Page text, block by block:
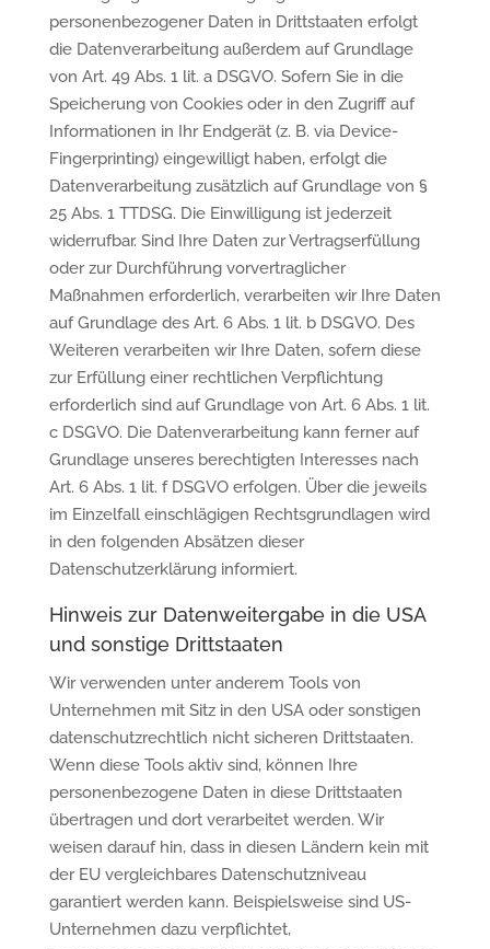
personenbezogener Daten in Drittstaaten erfolgt
die Datenverarbeitung außerdem auf Grundlage
von Art. 49 Abs. 1 lit. a DSGVO. Sofern Sie in die
Speicherung von Cookies oder in den Zugriff auf
Informationen in Ihr Endgerät (z. B. via Device-
Fingerprinting) eingewilligt haben, erfolgt die
Datenverarbeitung zusätzlich auf Grundlage von §
25 Abs. 1 TTDSG. Die Einwilligung ist jederzeit
widerrufbar. Sind Ihre Daten zur Vertragserfüllung
oder zur Durchführung vorvertraglicher
Maßnahmen erforderlich, verarbeiten wir Ihre Daten
auf Grundlage des Art. 6 Abs. 1 lit. b DSGVO. Des
Weiteren verarbeiten wir Ihre Daten, sofern diese
zur Erfüllung einer rechtlichen Verpflichtung
erforderlich sind auf Grundlage von Art. 6 Abs. 1 lit.
c DSGVO. Die Datenverarbeitung kann ferner auf
Grundlage unseres berechtigten Interesses nach
Art. 6 Abs. 1 lit. f DSGVO erfolgen. Über die jeweils
im Einzelfall einschlägigen Rechtsgrundlagen wird
in den folgenden Absätzen dieser
Datenschutzerklärung informiert.
Hinweis zur Datenweitergabe in die USA
und sonstige Drittstaaten
Wir verwenden unter anderem Tools von
Unternehmen mit Sitz in den USA oder sonstigen
datenschutzrechtlich nicht sicheren Drittstaaten.
Wenn diese Tools aktiv sind, können Ihre
personenbezogene Daten in diese Drittstaaten
übertragen und dort verarbeitet werden. Wir
weisen darauf hin, dass in diesen Ländern kein mit
der EU vergleichbares Datenschutzniveau
garantiert werden kann. Beispielsweise sind US-
Unternehmen dazu verpflichtet,